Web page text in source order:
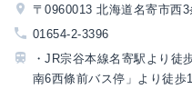
〒0960013 北海道名寄市西
01654-2-3396
・JR宗谷本線名寄駅より徒
南6西條前バス停」より徒歩